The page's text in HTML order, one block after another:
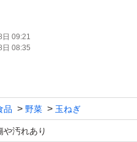
メージです。その時々で大き
きるだけ手間を省き安価で
いたまま）になっています
日 09:21
日 08:35
品 野菜 玉ねぎ
や汚れあり